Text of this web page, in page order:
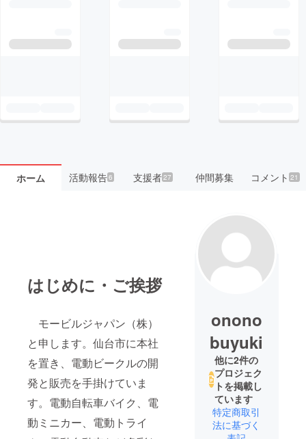
ホーム 活動報告6 支援者27 仲間募集 コメント21
はじめに・ご挨拶
モービルジャパン（株）
と申します。仙台市に本社
を置き、電動ビークルの開
発と販売を手掛けていま
す。電動自転車バイク、電
動ミニカー、電動トライ
onono
buyuki
他に2件の
プロジェク
トを掲載し
ています
特定商取引
法に基づく